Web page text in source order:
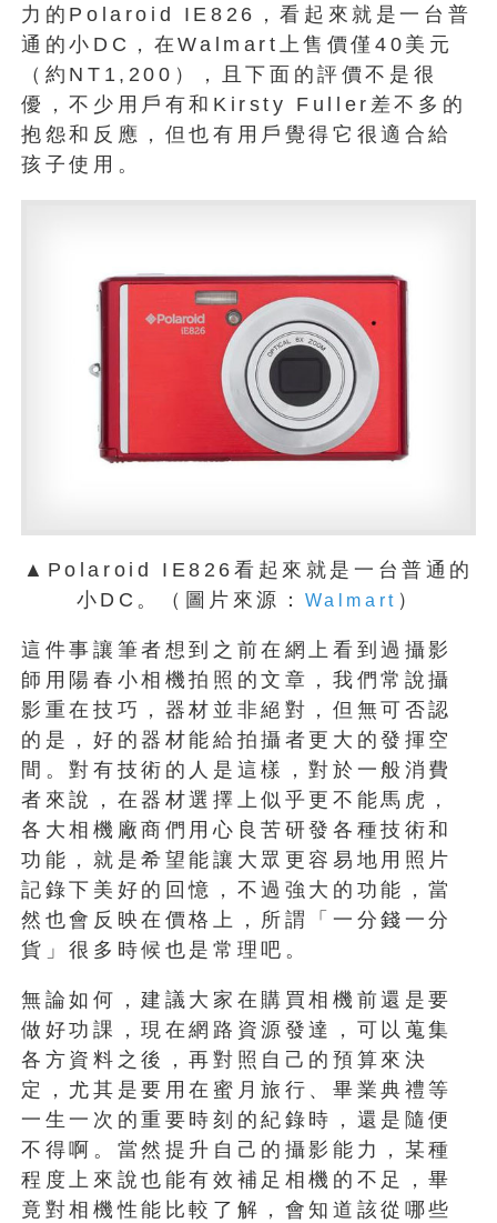
力的Polaroid IE826，看起來就是一台普
通的小DC，在Walmart上售價僅40美元
（約NT1,200），且下面的評價不是很
優，不少用戶有和Kirsty Fuller差不多的
抱怨和反應，但也有用戶覺得它很適合給
孩子使用。
▲Polaroid IE826看起來就是一台普通的
小DC。（圖片來源：
Walmart ）
這件事讓筆者想到之前在網上看到過攝影
師用陽春小相機拍照的文章，我們常說攝
影重在技巧，器材並非絕對，但無可否認
的是，好的器材能給拍攝者更大的發揮空
間。對有技術的人是這樣，對於一般消費
者來說，在器材選擇上似乎更不能馬虎，
各大相機廠商們用心良苦研發各種技術和
功能，就是希望能讓大眾更容易地用照片
記錄下美好的回憶，不過強大的功能，當
然也會反映在價格上，所謂「一分錢一分
貨」很多時候也是常理吧。
無論如何，建議大家在購買相機前還是要
做好功課，現在網路資源發達，可以蒐集
各方資料之後，再對照自己的預算來決
定，尤其是要用在蜜月旅行、畢業典禮等
一生一次的重要時刻的紀錄時，還是隨便
不得啊。當然提升自己的攝影能力，某種
程度上來說也能有效補足相機的不足，畢
竟對相機性能比較了解，會知道該從哪些